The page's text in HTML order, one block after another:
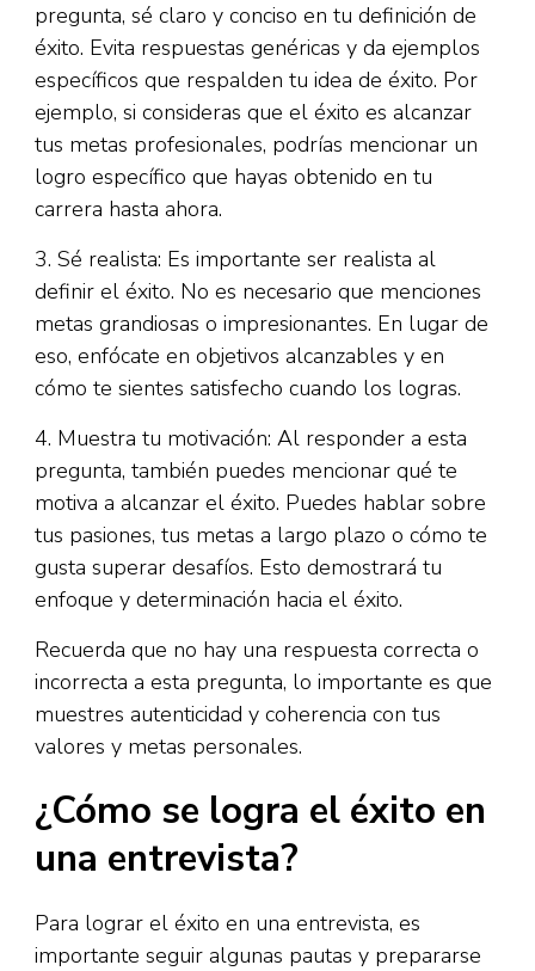
pregunta, sé claro y conciso en tu definición de
éxito. Evita respuestas genéricas y da ejemplos
específicos que respalden tu idea de éxito. Por
ejemplo, si consideras que el éxito es alcanzar
tus metas profesionales, podrías mencionar un
logro específico que hayas obtenido en tu
carrera hasta ahora.
3. Sé realista: Es importante ser realista al
definir el éxito. No es necesario que menciones
metas grandiosas o impresionantes. En lugar de
eso, enfócate en objetivos alcanzables y en
cómo te sientes satisfecho cuando los logras.
4. Muestra tu motivación: Al responder a esta
pregunta, también puedes mencionar qué te
motiva a alcanzar el éxito. Puedes hablar sobre
tus pasiones, tus metas a largo plazo o cómo te
gusta superar desafíos. Esto demostrará tu
enfoque y determinación hacia el éxito.
Recuerda que no hay una respuesta correcta o
incorrecta a esta pregunta, lo importante es que
muestres autenticidad y coherencia con tus
valores y metas personales.
¿Cómo se logra el éxito en
una entrevista?
Para lograr el éxito en una entrevista, es
importante seguir algunas pautas y prepararse